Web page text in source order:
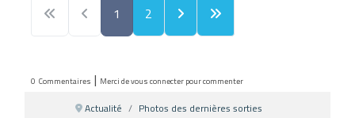
1 2
0 Commentaires | Merci de vous connecter pour commenter
Actualité
Photos des dernières sorties